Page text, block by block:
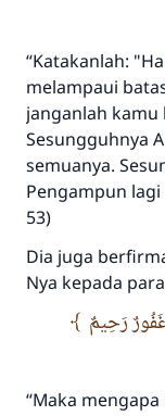
“Katakanlah:
melampaui
janganlah
Sesungguhnya
semuanya.
Pengampun lagi
53)
Dia juga
Nya kepada
غَفُورٌ رَحِيمٌ
“Maka